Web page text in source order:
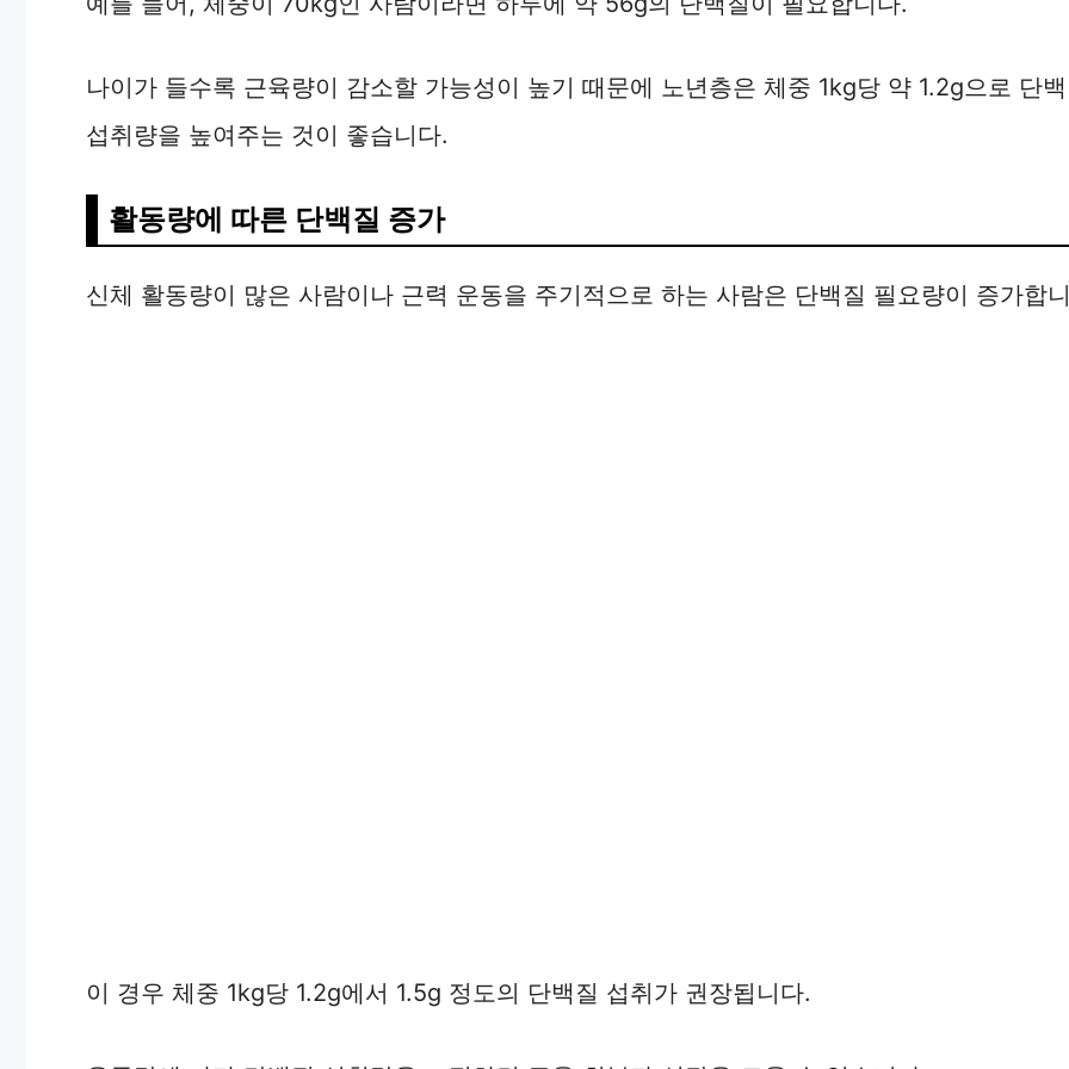
나이가 들수록 근육량이 감소할 가능성이 높기 때문에 노년층은 체중 1kg당 약 1.2g으로 단백
섭취량을 높여주는 것이 좋습니다.
활동량에 따른 단백질 증가
신체 활동량이 많은 사람이나 근력 운동을 주기적으로 하는 사람은 단백질 필요량이 증가합
이 경우 체중 1kg당 1.2g에서 1.5g 정도의 단백질 섭취가 권장됩니다.